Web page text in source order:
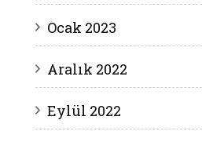
Ocak 2023
Aralık 2022
Eylül 2022